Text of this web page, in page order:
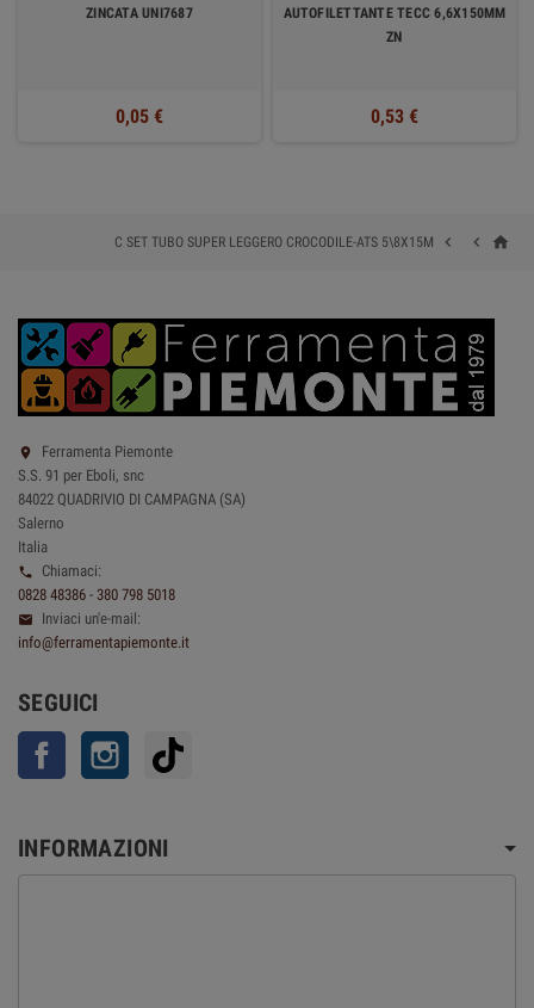
ZINCATA UNI7687
0,05 €
AUTOFILETTANTE TECC 6,6X150MM
ZN
0,53 €
home


C SET TUBO SUPER LEGGERO CROCODILE-ATS 5\8X15M

Ferramenta Piemonte
S.S. 91 per Eboli, snc
84022 QUADRIVIO DI CAMPAGNA (SA)
Salerno
Italia

Chiamaci:
0828 48386 - 380 798 5018

Inviaci un'e-mail:
info@ferramentapiemonte.it
SEGUICI
Facebook Instagram
INFORMAZIONI